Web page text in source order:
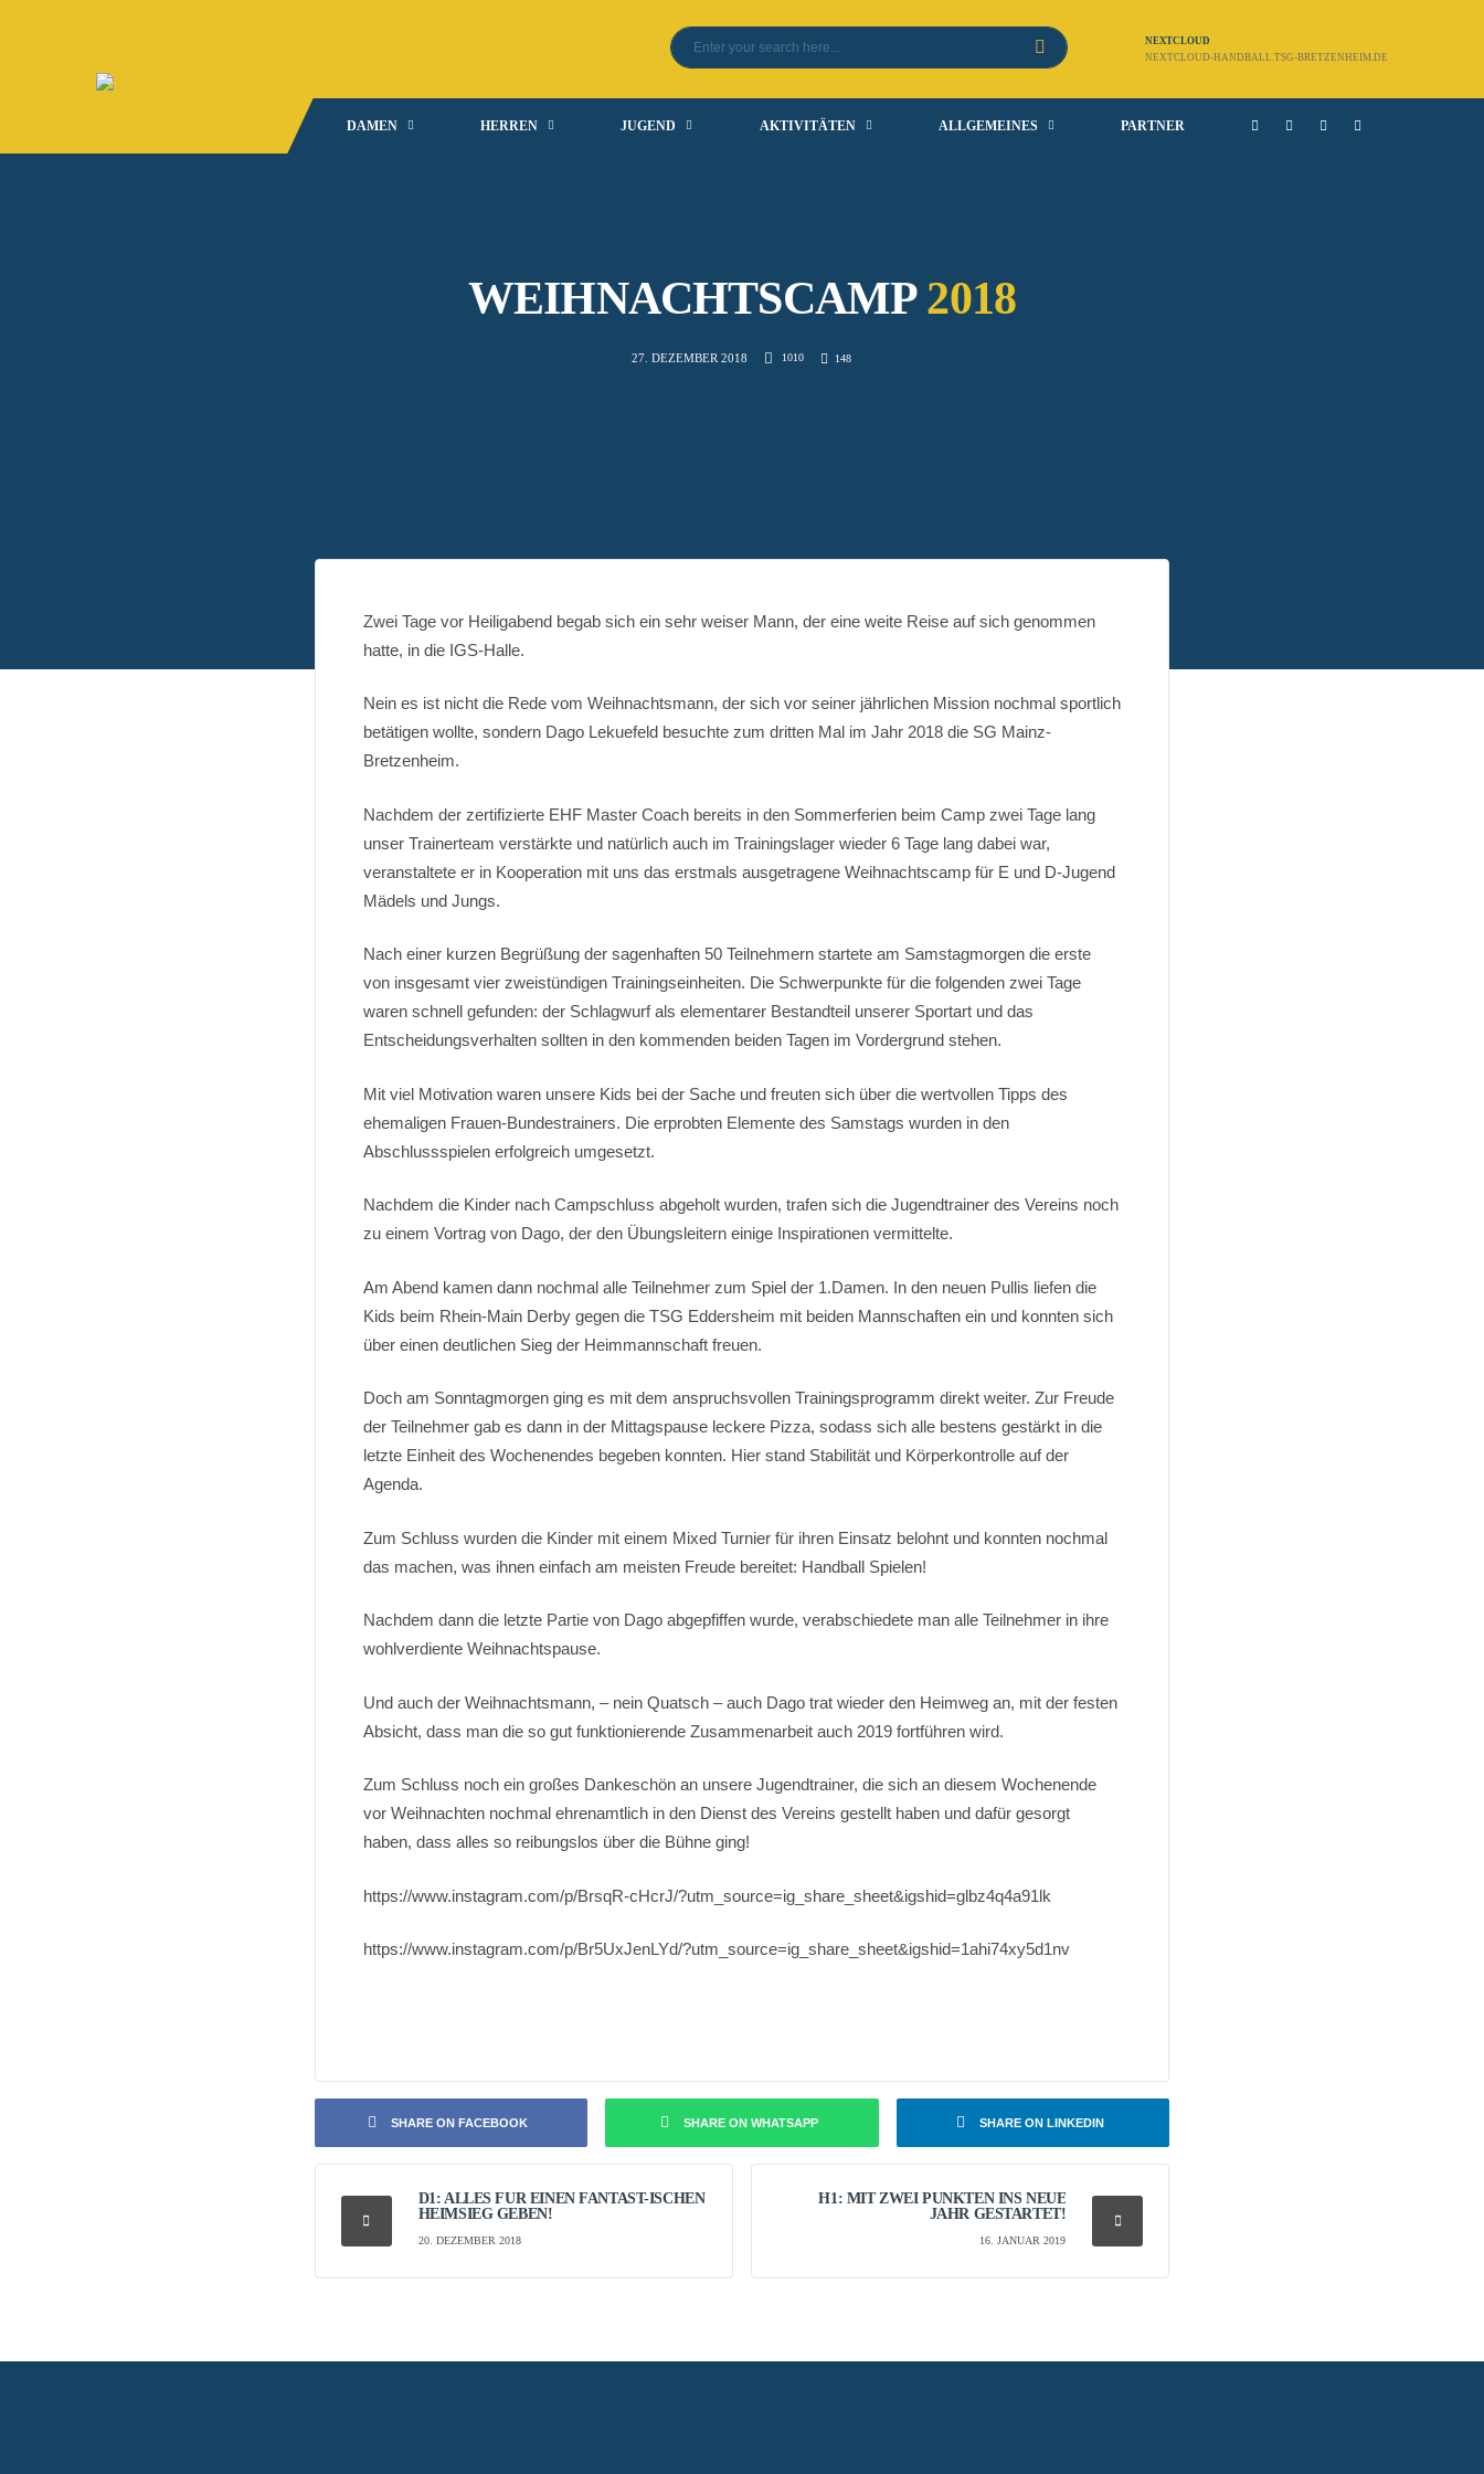
NEXTCLOUD
NEXTCLOUD-HANDBALL.TSG-BRETZENHEIM.DE
DAMEN HERREN JUGEND AKTIVITÄTEN ALLGEMEINES PARTNER
WEIHNACHTSCAMP2018
27. DEZEMBER 2018 1010 148
Zwei Tage vor Heiligabend begab sich ein sehr weiser Mann, der eine weite Reise auf sich genommen
hatte, in die IGS-Halle.
Nein es ist nicht die Rede vom Weihnachtsmann, der sich vor seiner jährlichen Mission nochmal sportlich
betätigen wollte, sondern Dago Lekuefeld besuchte zum dritten Mal im Jahr 2018 die SG Mainz-
Bretzenheim.
Nachdem der zertifizierte EHF Master Coach bereits in den Sommerferien beim Camp zwei Tage lang
unser Trainerteam verstärkte und natürlich auch im Trainingslager wieder 6 Tage lang dabei war,
veranstaltete er in Kooperation mit uns das erstmals ausgetragene Weihnachtscamp für E und D-Jugend
Mädels und Jungs.
Nach einer kurzen Begrüßung der sagenhaften 50 Teilnehmern startete am Samstagmorgen die erste
von insgesamt vier zweistündigen Trainingseinheiten. Die Schwerpunkte für die folgenden zwei Tage
waren schnell gefunden: der Schlagwurf als elementarer Bestandteil unserer Sportart und das
Entscheidungsverhalten sollten in den kommenden beiden Tagen im Vordergrund stehen.
Mit viel Motivation waren unsere Kids bei der Sache und freuten sich über die wertvollen Tipps des
ehemaligen Frauen-Bundestrainers. Die erprobten Elemente des Samstags wurden in den
Abschlussspielen erfolgreich umgesetzt.
Nachdem die Kinder nach Campschluss abgeholt wurden, trafen sich die Jugendtrainer des Vereins noch
zu einem Vortrag von Dago, der den Übungsleitern einige Inspirationen vermittelte.
Am Abend kamen dann nochmal alle Teilnehmer zum Spiel der 1.Damen. In den neuen Pullis liefen die
Kids beim Rhein-Main Derby gegen die TSG Eddersheim mit beiden Mannschaften ein und konnten sich
über einen deutlichen Sieg der Heimmannschaft freuen.
Doch am Sonntagmorgen ging es mit dem anspruchsvollen Trainingsprogramm direkt weiter. Zur Freude
der Teilnehmer gab es dann in der Mittagspause leckere Pizza, sodass sich alle bestens gestärkt in die
letzte Einheit des Wochenendes begeben konnten. Hier stand Stabilität und Körperkontrolle auf der
Agenda.
Zum Schluss wurden die Kinder mit einem Mixed Turnier für ihren Einsatz belohnt und konnten nochmal
das machen, was ihnen einfach am meisten Freude bereitet: Handball Spielen!
Nachdem dann die letzte Partie von Dago abgepfiffen wurde, verabschiedete man alle Teilnehmer in ihre
wohlverdiente Weihnachtspause.
Und auch der Weihnachtsmann, – nein Quatsch – auch Dago trat wieder den Heimweg an, mit der festen
Absicht, dass man die so gut funktionierende Zusammenarbeit auch 2019 fortführen wird.
Zum Schluss noch ein großes Dankeschön an unsere Jugendtrainer, die sich an diesem Wochenende
vor Weihnachten nochmal ehrenamtlich in den Dienst des Vereins gestellt haben und dafür gesorgt
haben, dass alles so reibungslos über die Bühne ging!
https://www.instagram.com/p/BrsqR-cHcrJ/?utm_source=ig_share_sheet&igshid=glbz4q4a91lk
https://www.instagram.com/p/Br5UxJenLYd/?utm_source=ig_share_sheet&igshid=1ahi74xy5d1nv
SHARE ON FACEBOOK SHARE ON WHATSAPP SHARE ON LINKEDIN
D1: ALLES FÜR EINEN FANTAST-ISCHEN
HEIMSIEG GEBEN!
20. DEZEMBER 2018
H1: MIT ZWEI PUNKTEN INS NEUE
JAHR GESTARTET!
16. JANUAR 2019